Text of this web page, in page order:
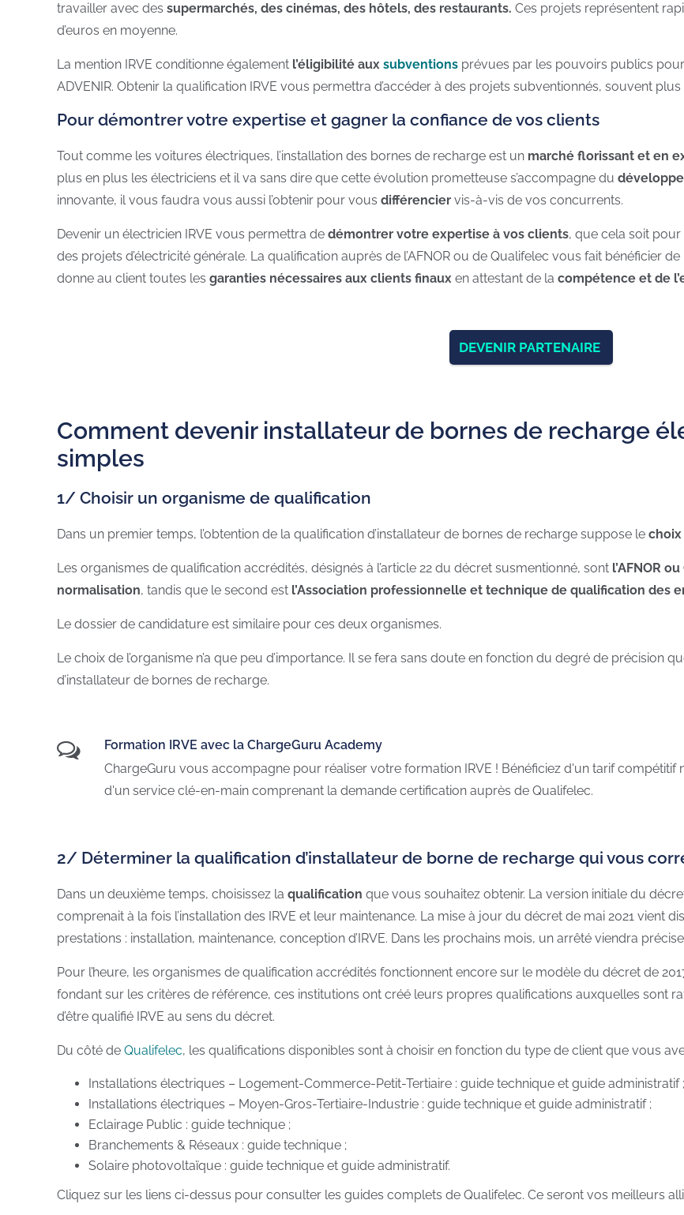
travailler avec des supermarchés, des cinémas, des hôtels, des restaurants. Ces projets représentent
d’euros en moyenne.
La mention IRVE conditionne également l’éligibilité aux subventions prévues par les pouvoirs publics
ADVENIR. Obtenir la qualification IRVE vous permettra d’accéder à des projets subventionnés, souvent
Pour démontrer votre expertise et gagner la confiance de vos clients
Tout comme les voitures électriques, l’installation des bornes de recharge est un marché florissant et en
plus en plus les électriciens et il va sans dire que cette évolution prometteuse s’accompagne du
innovante, il vous faudra vous aussi l’obtenir pour vous différencier vis-à-vis de vos concurrents.
Devenir un électricien IRVE vous permettra de démontrer votre expertise à vos clients, que cela soit
des projets d’électricité générale. La qualification auprès de l’AFNOR ou de Qualifelec vous fait bénéficier
donne au client toutes les garanties nécessaires aux clients finaux en attestant de la compétence et de
DEVENIR PARTENAIRE
Comment devenir installateur de bornes de recharge
simples
1/ Choisir un organisme de qualification
Dans un premier temps, l’obtention de la qualification d’installateur de bornes de recharge suppose le choix
Les organismes de qualification accrédités, désignés à l’article 22 du décret susmentionné, sont l’AFNOR ou
normalisation, tandis que le second est l’Association professionnelle et technique de qualification des
Le dossier de candidature est similaire pour ces deux organismes.
Le choix de l’organisme n’a que peu d’importance. Il se fera sans doute en fonction du degré de précision
d’installateur de bornes de recharge.
Formation IRVE avec la ChargeGuru Academy
ChargeGuru vous accompagne pour réaliser votre formation IRVE ! Bénéficiez d'un tarif
d'un service clé-en-main comprenant la demande certification auprès de Qualifelec.
2/ Déterminer la qualification d’installateur de borne de recharge qui vous
Dans un deuxième temps, choisissez la qualification que vous souhaitez obtenir. La version initiale du
comprenait à la fois l’installation des IRVE et leur maintenance. La mise à jour du décret de mai 2021 vient
prestations : installation, maintenance, conception d’IRVE. Dans les prochains mois, un arrêté viendra
Pour l’heure, les organismes de qualification accrédités fonctionnent encore sur le modèle du décret de
fondant sur les critères de référence, ces institutions ont créé leurs propres qualifications auxquelles sont
d’être qualifié IRVE au sens du décret.
Du côté de Qualifelec, les qualifications disponibles sont à choisir en fonction du type de client que vous
Installations électriques – Logement-Commerce-Petit-Tertiaire : guide technique et guide administratif ;
Installations électriques – Moyen-Gros-Tertiaire-Industrie : guide technique et guide administratif ;
Eclairage Public : guide technique ;
Branchements & Réseaux : guide technique ;
Solaire photovoltaïque : guide technique et guide administratif.
Cliquez sur les liens ci-dessus pour consulter les guides complets de Qualifelec. Ce seront vos meilleurs